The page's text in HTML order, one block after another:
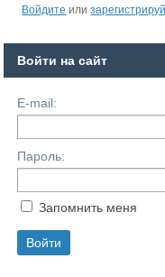
Войдите или
Войти на сайт
E-mail:
Пароль:
Запомнить меня